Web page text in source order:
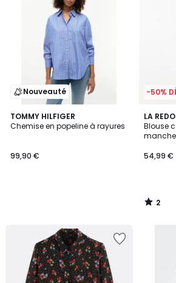
Nouveauté
TOMMY HILFIGER
Chemise en popeline à rayures
99,90 €
-50%
LA
Blouse
54,99 €
2
/
5
2
/